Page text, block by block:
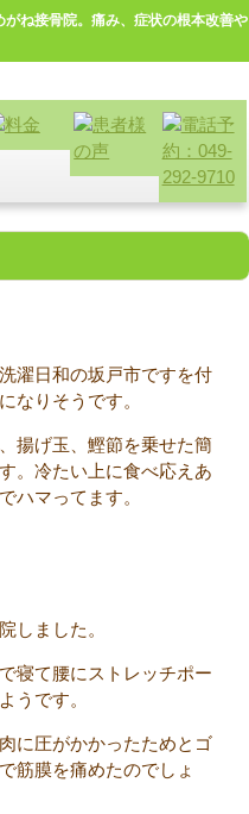
ね接骨院。痛み、症状の根本改善や
濯日和の坂戸市ですを付
なりそうです。
揚げ玉、鰹節を乗せた簡
。冷たい上に食べ応えあ
ハマってます。
しました。
寝て腰にストレッチポー
うです。
に圧がかかったためとゴ
筋膜を痛めたのでしょ